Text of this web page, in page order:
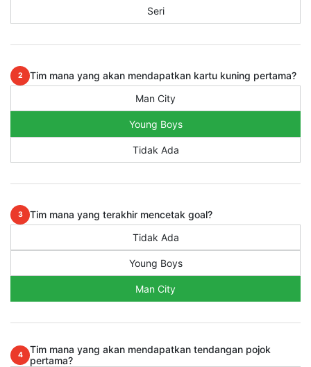
Seri
2
Tim mana yang akan mendapatkan kartu kuning pertama?
Man City
Young Boys
Tidak Ada
3
Tim mana yang terakhir mencetak goal?
Tidak Ada
Young Boys
Man City
4
Tim mana yang akan mendapatkan tendangan pojok
pertama?